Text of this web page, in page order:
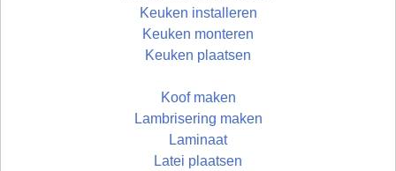
Keuken installeren
Keuken monteren
Keuken plaatsen
Koof maken
Lambrisering maken
Laminaat
Latei plaatsen